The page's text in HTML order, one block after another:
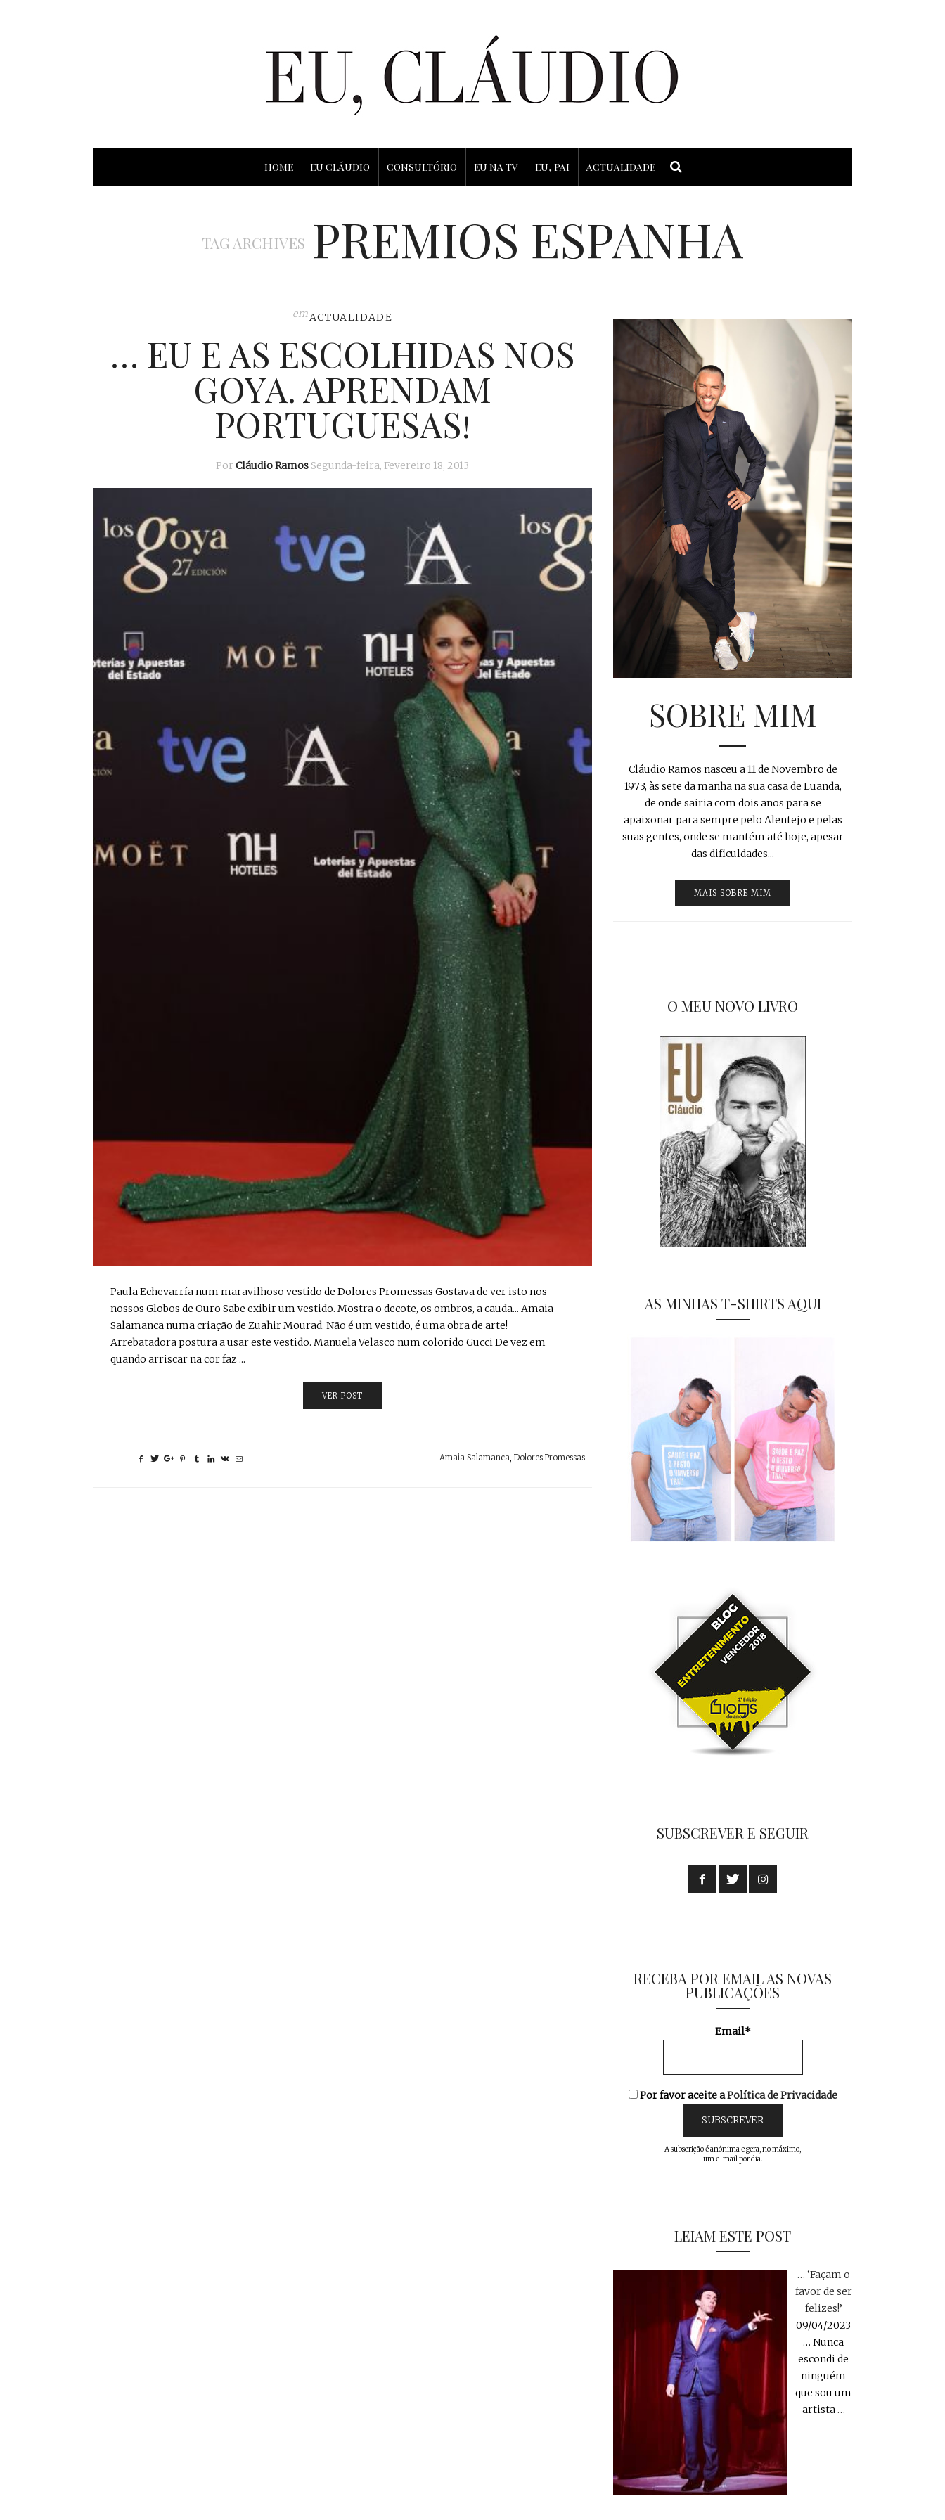
HOME EU CLÁUDIO CONSULTÓRIO EU NA TV EU, PAI ACTUALIDADE
TAG ARCHIVES PREMIOS ESPANHA
emACTUALIDADE
… EU E AS ESCOLHIDAS NOS
GOYA. APRENDAM
PORTUGUESAS!
Por Cláudio Ramos Segunda-feira, Fevereiro 18, 2013
Paula Echevarría num maravilhoso vestido de Dolores Promessas Gostava de ver isto nos
nossos Globos de Ouro Sabe exibir um vestido. Mostra o decote, os ombros, a cauda... Amaia
Salamanca numa criação de Zuahir Mourad. Não é um vestido, é uma obra de arte!
Arrebatadora postura a usar este vestido. Manuela Velasco num colorido Gucci De vez em
quando arriscar na cor faz ...
VER POST
Amaia Salamanca ,Dolores Promessas
SOBRE MIM
Cláudio Ramos nasceu a 11 de Novembro de
1973, às sete da manhã na sua casa de Luanda,
de onde sairia com dois anos para se
apaixonar para sempre pelo Alentejo e pelas
suas gentes, onde se mantém até hoje, apesar
das dificuldades...
MAIS SOBRE MIM
O MEU NOVO LIVRO
AS MINHAS T-SHIRTS AQUI
SUBSCREVER E SEGUIR
RECEBA POR EMAIL AS NOVAS
PUBLICAÇÕES
Email*
Por favor aceite aPolítica de Privacidade
A subscrição é anónima e gera, no máximo,
um e-mail por dia.
LEIAM ESTE POST
… ‘Façam o
favor de ser
felizes!’
09/04/2023
… Nunca
escondi de
ninguém
que sou um
artista…